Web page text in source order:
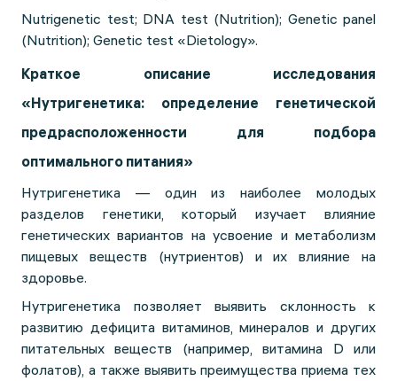
Nutrigenetic test; DNA test (Nutrition); Genetic panel
(Nutrition); Genetic test «Dietology».
Краткое описание исследования
«Нутригенетика: определение генетической
предрасположенности для подбора
оптимального питания»
Нутригенетика — один из наиболее молодых
разделов генетики, который изучает влияние
генетических вариантов на усвоение и метаболизм
пищевых веществ (нутриентов) и их влияние на
здоровье.
Нутригенетика позволяет выявить склонность к
развитию дефицита витаминов, минералов и других
питательных веществ (например, витамина D или
фолатов), а также выявить преимущества приема тех